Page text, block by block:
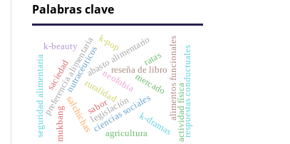
Palabras clave
reseña de libro
neofobia alimentos funcionales
nutracéuticos
legislación
mercado
ciencias sociales
abasto alimentario
actividad físicarespuestas conductuales
ratas
preferencia alimentaria
salchichassabor
k-pop
k-dramas
k-beauty
mukbang
ruralidad
saciedad
seguridad alimentaria agricultura